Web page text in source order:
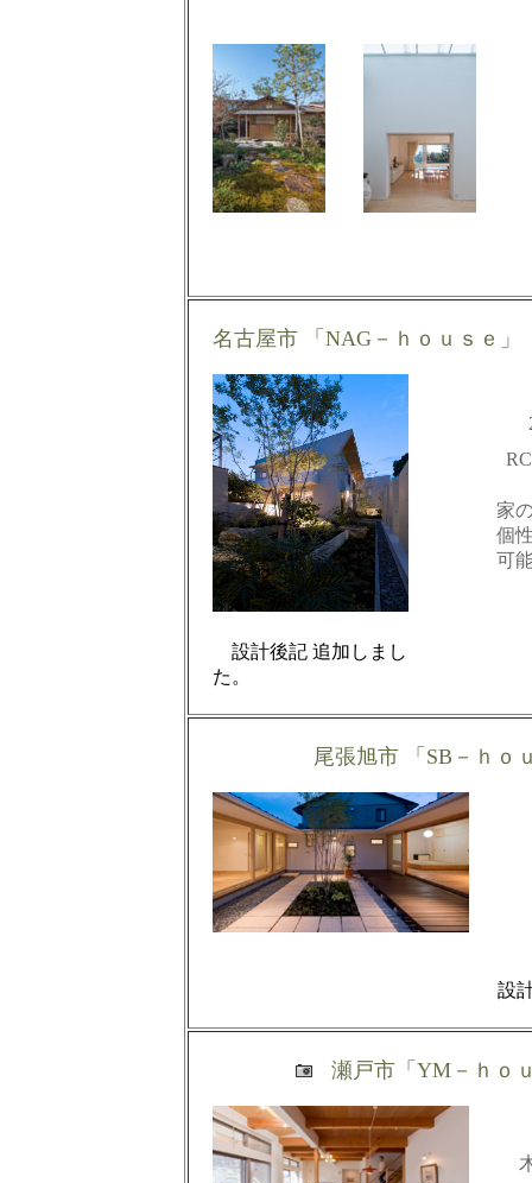
名古屋市 「NAG－ｈｏｕｓｅ」
設計後記 追加しまし
尾張旭市 「SB－ｈｏ
設計
瀬戸市「YM－ｈｏ
家
個
可